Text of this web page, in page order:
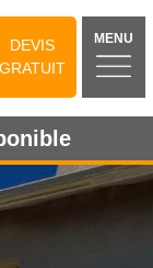
DEVIS
GRATUIT
MENU